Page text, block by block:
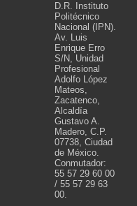
D.R. Instituto
Politécnico
Nacional (IPN).
Av. Luis
Enrique Erro
S/N, Unidad
Profesional
Adolfo López
Mateos,
Zacatenco,
Alcaldía
Gustavo A.
Madero, C.P.
07738, Ciudad
de México.
Conmutador:
55 57 29 60 00
/ 55 57 29 63
00.